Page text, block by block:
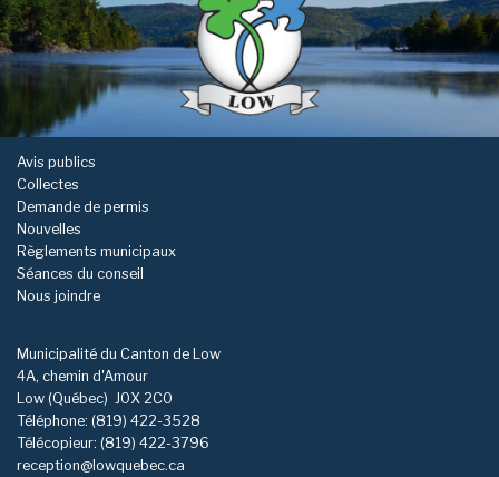
Avis publics
Collectes
Demande de permis
Nouvelles
Règlements municipaux
Séances du conseil
Nous joindre
Municipalité du Canton de Low
4A, chemin d'Amour
Low (Québec) J0X 2C0
Téléphone: (819) 422-3528
Télécopieur: (819) 422-3796
reception@lowquebec.ca